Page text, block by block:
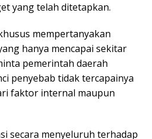
yang telah ditetapkan.
mempertanyakan
hanya mencapai sekitar
pemerintah daerah
penyebab tidak tercapainya
faktor internal maupun
secara menyeluruh terhadap